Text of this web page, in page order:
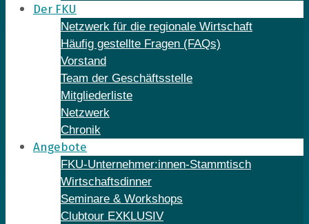
Der FKU
Netzwerk für die regionale Wirtschaft
Häufig gestellte Fragen (FAQs)
Vorstand
Team der Geschäftsstelle
Mitgliederliste
Netzwerk
Chronik
Angebote
FKU-Unternehmer:innen-Stammtisch
Wirtschaftsdinner
Seminare & Workshops
Clubtour EXKLUSIV